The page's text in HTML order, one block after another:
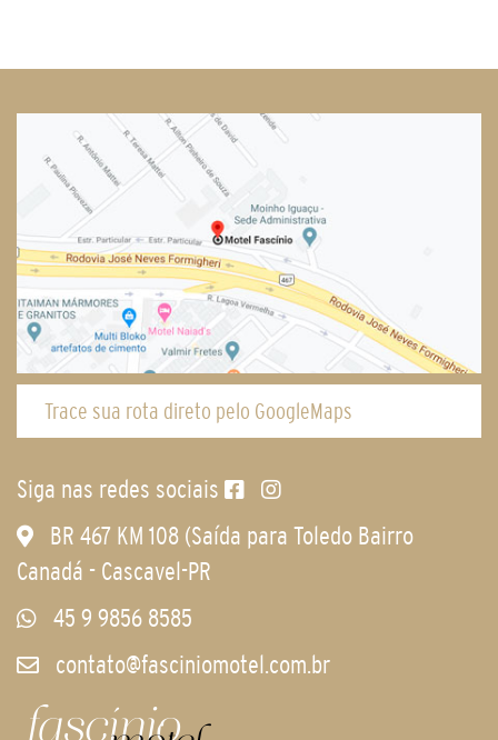
Trace sua rota direto pelo GoogleMaps
Siga nas redes sociais
BR 467 KM 108 (Saída para Toledo Bairro
Canadá - Cascavel-PR
45 9 9856 8585
contato@fasciniomotel.com.br